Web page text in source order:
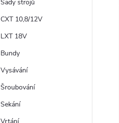
Sady strojů
CXT 10,8/12V
LXT 18V
Bundy
Vysávání
Šroubování
Sekání